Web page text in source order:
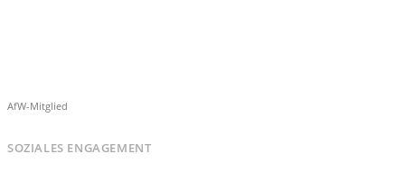
AfW-Mitglied
SOZIALES ENGAGEMENT